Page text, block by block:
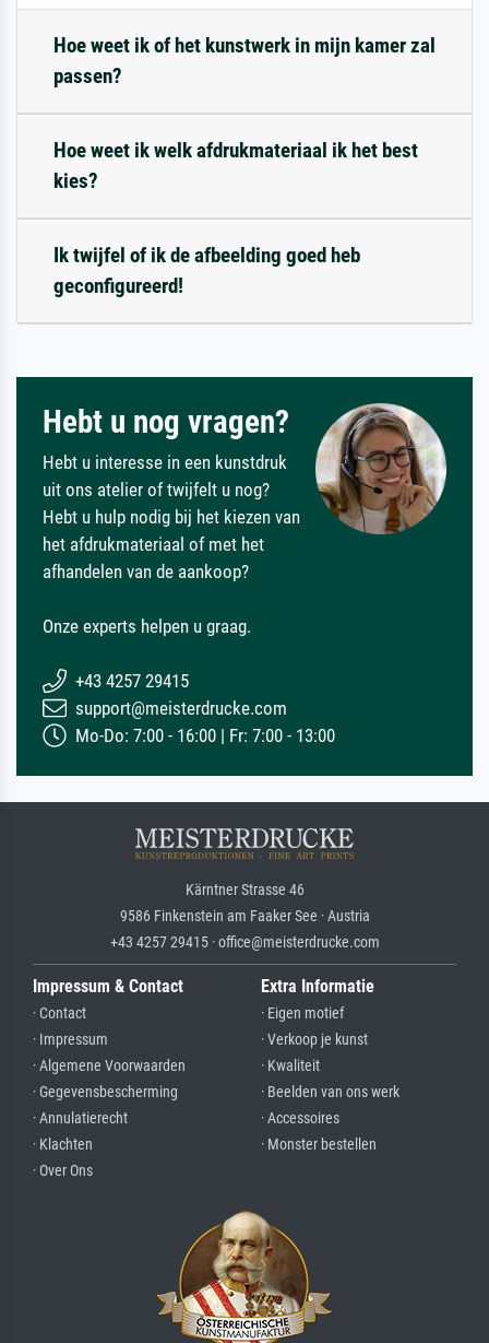
Hoe weet ik of het kunstwerk in mijn kamer zal
passen?
Hoe weet ik welk afdrukmateriaal ik het best
kies?
Ik twijfel of ik de afbeelding goed heb
geconfigureerd!
Hebt u nog vragen?
Hebt u interesse in een kunstdruk
uit ons atelier of twijfelt u nog?
Hebt u hulp nodig bij het kiezen van
het afdrukmateriaal of met het
afhandelen van de aankoop?
Onze experts helpen u graag.
+43 4257 29415
support@meisterdrucke.com
Mo-Do: 7:00 - 16:00 | Fr: 7:00 - 13:00
Kärntner Strasse 46
9586 Finkenstein am Faaker See · Austria
+43 4257 29415 · office@meisterdrucke.com
Impressum & Contact
· Contact
· Impressum
· Algemene Voorwaarden
· Gegevensbescherming
· Annulatierecht
· Klachten
· Over Ons
Extra Informatie
· Eigen motief
· Verkoop je kunst
· Kwaliteit
· Beelden van ons werk
· Accessoires
· Monster bestellen